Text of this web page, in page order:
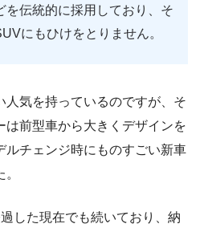
を伝統的に採用しており、そ
にもひけをとりません。
人気を持っているのですが、そ
は前型車から大きくデザインを
ルチェンジ時にものすごい新車
した現在でも続いており、納